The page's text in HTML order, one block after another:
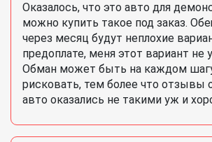
Оказалось, что это авто для
можно купить такое под заказ.
через месяц будут неплохие
предоплате, меня этот вариант не
Обман может быть на каждом
рисковать, тем более что отзывы
авто оказались не такими уж и